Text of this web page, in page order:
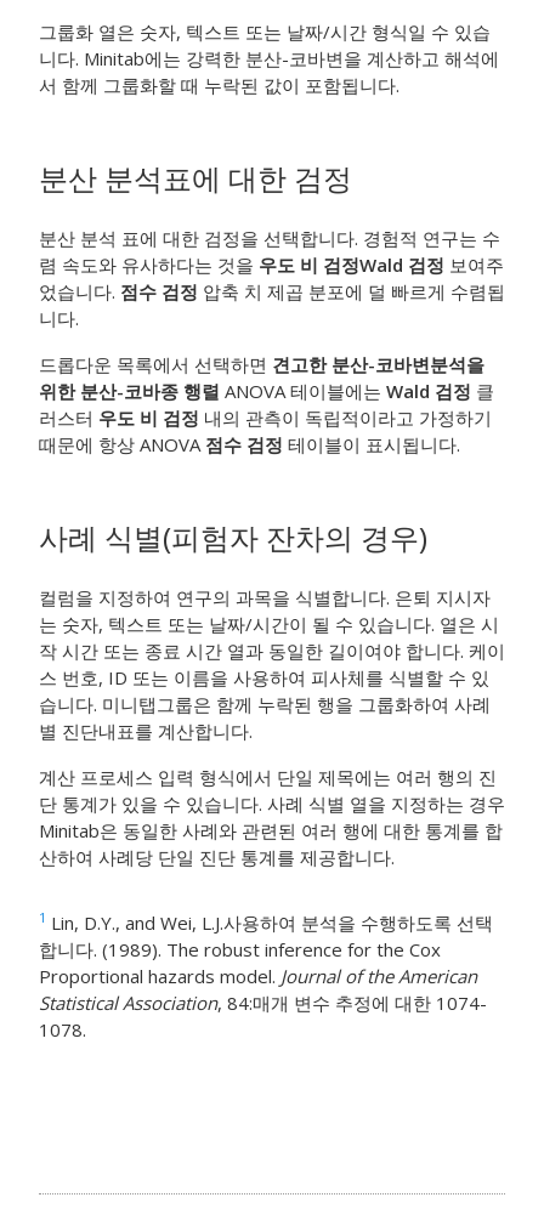
그룹화 열은 숫자, 텍스트 또는 날짜/시간 형식일 수 있습
니다. Minitab에는 강력한 분산-코바변을 계산하고 해석에
서 함께 그룹화할 때 누락된 값이 포함됩니다.
분산 분석표에 대한 검정
분산 분석 표에 대한 검정을 선택합니다. 경험적 연구는 수
렴 속도와 유사하다는 것을 우도 비 검정Wald 검정 보여주
었습니다. 점수 검정 압축 치 제곱 분포에 덜 빠르게 수렴됩
니다.
드롭다운 목록에서 선택하면 견고한 분산-코바변분석을
위한 분산-코바종 행렬 ANOVA 테이블에는 Wald 검정 클
러스터 우도 비 검정 내의 관측이 독립적이라고 가정하기
때문에 항상 ANOVA 점수 검정 테이블이 표시됩니다.
사례 식별(피험자 잔차의 경우)
컬럼을 지정하여 연구의 과목을 식별합니다. 은퇴 지시자
는 숫자, 텍스트 또는 날짜/시간이 될 수 있습니다. 열은 시
작 시간 또는 종료 시간 열과 동일한 길이여야 합니다. 케이
스 번호, ID 또는 이름을 사용하여 피사체를 식별할 수 있
습니다. 미니탭그룹은 함께 누락된 행을 그룹화하여 사례
별 진단내표를 계산합니다.
계산 프로세스 입력 형식에서 단일 제목에는 여러 행의 진
단 통계가 있을 수 있습니다. 사례 식별 열을 지정하는 경우
Minitab은 동일한 사례와 관련된 여러 행에 대한 통계를 합
산하여 사례당 단일 진단 통계를 제공합니다.
1 Lin, D.Y., and Wei, L.J.사용하여 분석을 수행하도록 선택
합니다. (1989). The robust inference for the Cox
Proportional hazards model. Journal of the American
Statistical Association, 84:매개 변수 추정에 대한 1074-
1078.